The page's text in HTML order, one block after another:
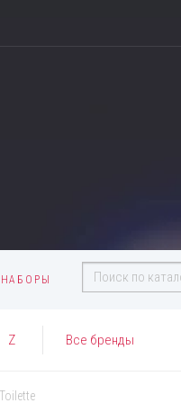
Z Все бренды